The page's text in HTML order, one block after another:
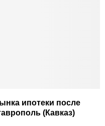
ипотеки после
(Кавказ)